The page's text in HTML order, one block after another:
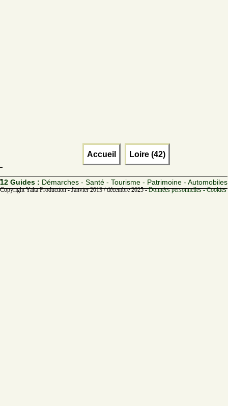
Accueil Loire (42)
12 Guides : Démarches - Santé - Tourisme - Patrimoine - Automobiles
Copyright Yalta Production - Janvier 2013 / décembre 2025 -Données personnelles -